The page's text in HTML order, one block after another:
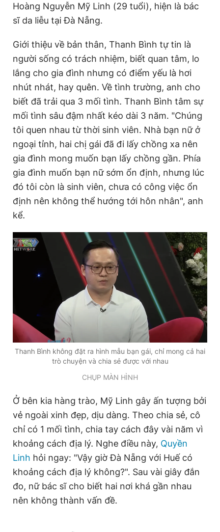
0906 645 777 0908 780 404
Tổng biên tập: Nguyễn Ngọc Toàn
Phó tổng biên tập thường trực: Hải Thành
Phó tổng biên tập: Lâm Hiếu Dũng
Phó tổng biên tập: Trần Việt Hưng
Tổng thư ký tòa soạn: Đức Trung
Giấy phép xuất bản số 110/GP - BTTTT cấp ngày 24.3.2020
© 2003-2026 Bản quyền thuộc về Báo Thanh Niên. Cấm sao
chép dưới mọi hình thức nếu không có sự chấp thuận bằng văn
bản. Phát triển bởi ePi Technologies, JSC.
Hoàng Nguyễn Mỹ Linh (29 tuổi), hiện là bác
sĩ da liễu tại Đà Nẵng.
Giới thiệu về bản thân, Thanh Bình tự tin là
người sống có trách nhiệm, biết quan tâm, lo
lắng cho gia đình nhưng có điểm yếu là hơi
nhút nhát, hay quên. Về tình trường, anh cho
biết đã trải qua 3 mối tình. Thanh Bình tâm sự
mối tình sâu đậm nhất kéo dài 3 năm. "Chúng
tôi quen nhau từ thời sinh viên. Nhà bạn nữ ở
ngoại tỉnh, hai chị gái đã đi lấy chồng xa nên
gia đình mong muốn bạn lấy chồng gần. Phía
gia đình muốn bạn nữ sớm ổn định, nhưng lúc
đó tôi còn là sinh viên, chưa có công việc ổn
định nên không thể hướng tới hôn nhân", anh
kể.
Thanh Bình không đặt ra hình mẫu bạn gái, chỉ mong cả hai
trò chuyện và chia sẻ được với nhau
CHỤP MÀN HÌNH
Ở bên kia hàng trào, Mỹ Linh gây ấn tượng bởi
vẻ ngoài xinh đẹp, dịu dàng. Theo chia sẻ, cô
chỉ có 1 mối tình, chia tay cách đây vài năm vì
khoảng cách địa lý. Nghe điều này, Quyền
Linh hỏi ngay: "Vậy giờ Đà Nẵng với Huế có
khoảng cách địa lý không?". Sau vài giây đắn
đo, nữ bác sĩ cho biết hai nơi khá gần nhau
nên không thành vấn đề.